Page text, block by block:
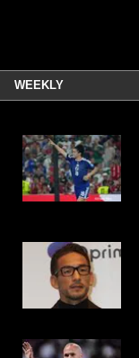
WEEKLY